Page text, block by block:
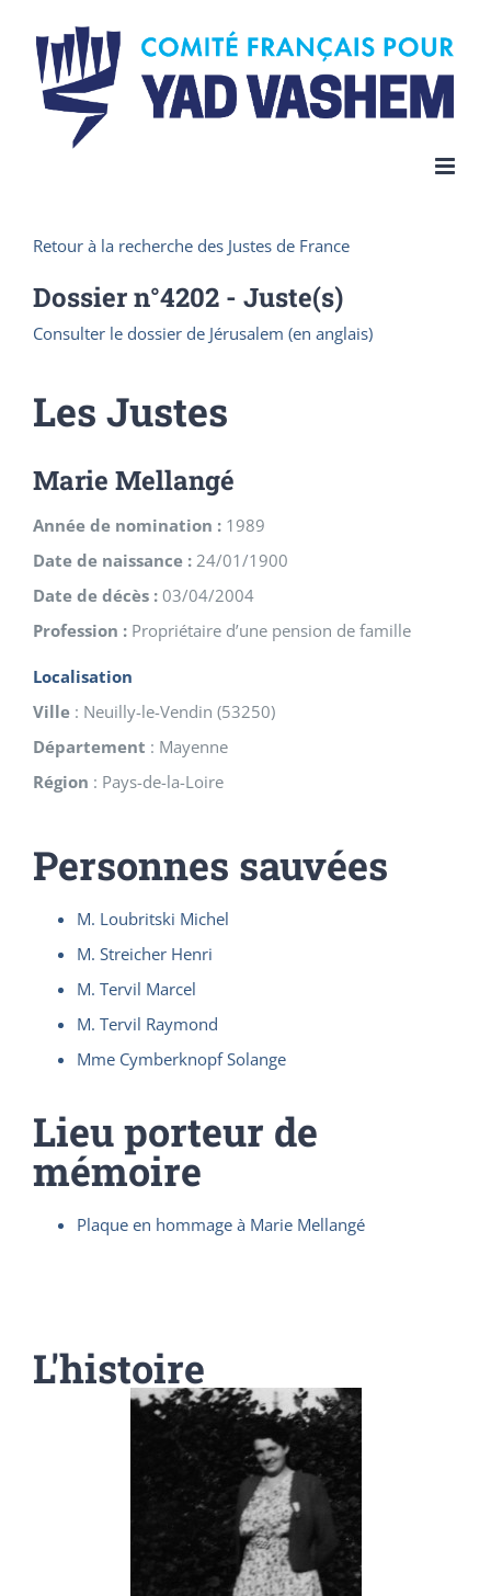
content
Retour à la recherche des Justes de France
Dossier n°4202 - Juste(s)
Consulter le dossier de Jérusalem (en anglais)
Les Justes
Marie Mellangé
Année de nomination : 1989
Date de naissance : 24/01/1900
Date de décès : 03/04/2004
Profession : Propriétaire d’une pension de famille
Localisation
Ville : Neuilly-le-Vendin (53250)
Département : Mayenne
Région : Pays-de-la-Loire
Personnes sauvées
M. Loubritski Michel
M. Streicher Henri
M. Tervil Marcel
M. Tervil Raymond
Mme Cymberknopf Solange
Lieu porteur de
mémoire
Plaque en hommage à Marie Mellangé
L'histoire